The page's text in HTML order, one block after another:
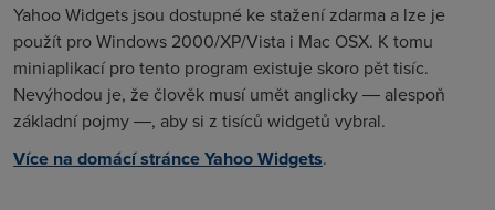
Yahoo Widgets jsou dostupné ke stažení zdarma a lze je
použít pro Windows 2000/XP/Vista i Mac OSX. K tomu
miniaplikací pro tento program existuje skoro pět tisíc.
Nevýhodou je, že člověk musí umět anglicky ― alespoň
základní pojmy ―, aby si z tisíců widgetů vybral.
Více na domácí stránce Yahoo Widgets.